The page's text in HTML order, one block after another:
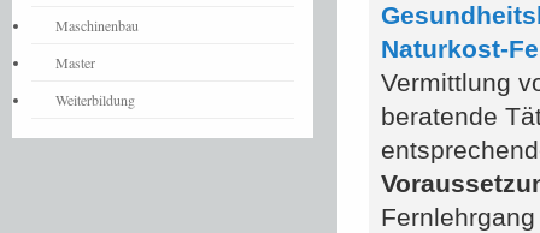
Naturkost-
Vermittlung
beratende
Maschinenbau
Master
Weiterbildung